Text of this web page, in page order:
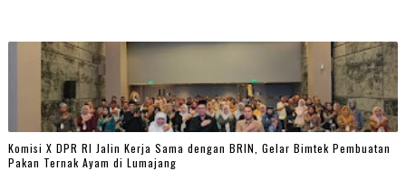
Komisi X DPR RI Jalin Kerja Sama dengan BRIN, Gelar Bimtek Pembuatan
Pakan Ternak Ayam di Lumajang